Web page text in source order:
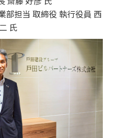
部担当 取締役 執行役員 西
氏